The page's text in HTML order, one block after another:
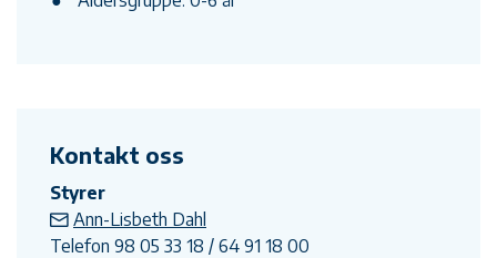
Kontakt oss
Styrer
Ann-Lisbeth Dahl
Telefon 98 05 33 18 / 64 91 18 00